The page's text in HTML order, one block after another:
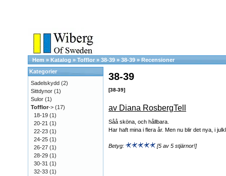
Hem » Katalog » Tofflor » 38-39 » 38-39 » Recensioner
38-39
[38-39]
av Diana RosbergTell
Såå sköna, och hållbara.
Har haft mina i flera år. Men nu blir det nya, i
Betyg: [5 av 5 stjärnor!]
Kategorier
Sadelskydd (2)
Sittdynor (1)
Sulor (1)
Tofflor-> (17)
18-19 (1)
20-21 (1)
22-23 (1)
24-25 (1)
26-27 (1)
28-29 (1)
30-31 (1)
32-33 (1)